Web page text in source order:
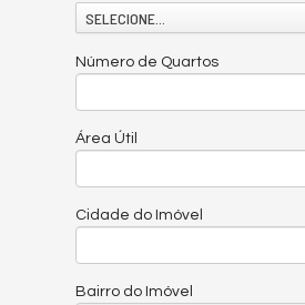
SELECIONE...
Número de Quartos
Área Útil
Cidade do Imóvel
Bairro do Imóvel